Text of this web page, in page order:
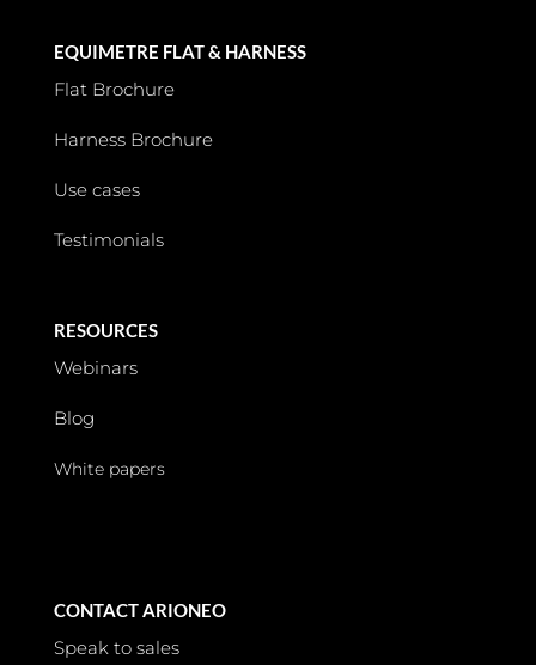
EQUIMETRE FLAT & HARNESS
Flat Brochure
Harness Brochure
Use cases
Testimonials
RESOURCES
Webinars
Blog
White papers
CONTACT ARIONEO
Speak to sales